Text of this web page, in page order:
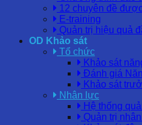
12 chuyên đề
E-training
Quản trị hiệu quả
OD Khảo sát
Tổ chức
Khảo sát
Đánh giá
Khảo sát
Nhân lực
Hệ thống
Quản trị